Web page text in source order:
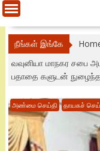
நீங்கள் இங்கே
வவுனியா மாநகர சபை
பதாதை களுடன் நுழைந்த
அண்மை செய்தி தாயகச்